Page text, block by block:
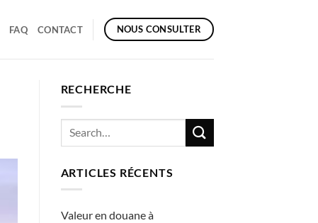
FAQ CONTACT NOUS CONSULTER
RECHERCHE
ARTICLES RÉCENTS
Valeur en douane à